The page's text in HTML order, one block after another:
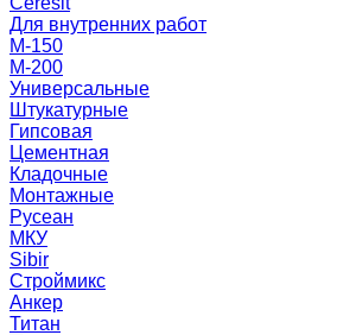
Для внутренних работ
М-150
М-200
Универсальные
Штукатурные
Гипсовая
Цементная
Кладочные
Монтажные
Русеан
МКУ
Sibir
Строймикс
Анкер
Титан